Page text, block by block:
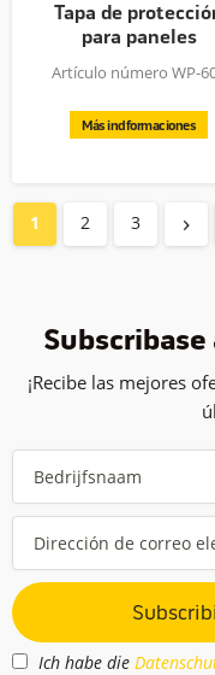
Tapa de
para paneles
calentadores...
Artículo número WP-
Más indformaciones
1 2 3
¡Recibe las mejores
Ich habe die